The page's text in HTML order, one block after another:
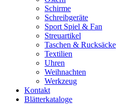
Schirme
Schreibgeräte
Sport Spiel & Fan
Streuartikel
Taschen & Rucksäcke
Textilien
Uhren
Weihnachten
Werkzeug
Kontakt
Blätterkataloge